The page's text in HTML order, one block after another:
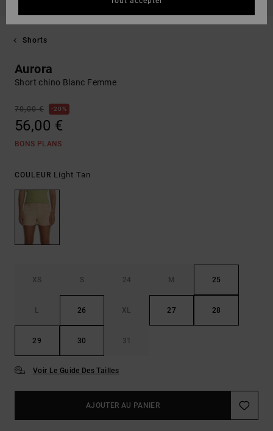
Shorts
Aurora
Short chino Blanc Femme
70,00 € 20%
56,00 €
BONS PLANS
COULEUR Light Tan
XS S 24 M 25
L 26 XL 27 28
29 30 31
Voir Le Guide Des Tailles
AJOUTER AU PANIER